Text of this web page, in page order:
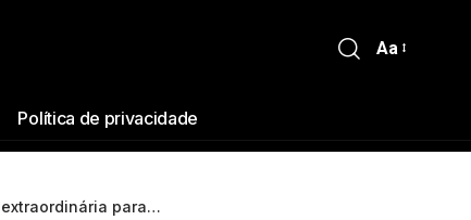
Aa
Política de privacidade
como governador interino após renúncias